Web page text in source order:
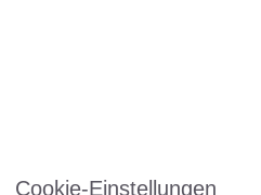
Cookie-Einstellungen